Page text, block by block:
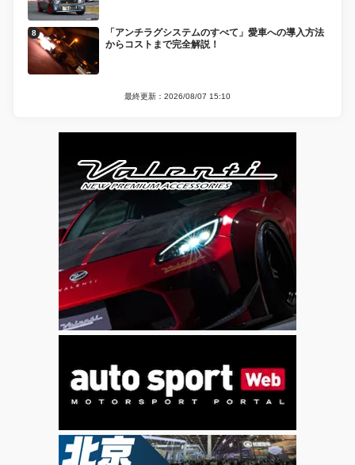
「アンチラグシステムのすべて」愛車への導入方法
からコストまで完全解説！
最終更新：2026/08/07 15:10